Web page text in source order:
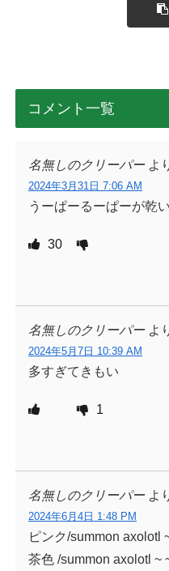
コメント一覧
名無しのクリーパー よ
2024年3月31日 7:06 AM
うーぱーるーぱーが乾
30
名無しのクリーパー よ
2024年5月7日 10:39 AM
多すぎてきもい
1
名無しのクリーパー よ
2024年6月4日 1:48 PM
ピンク/summon axolotl
茶色 /summon axolotl ~